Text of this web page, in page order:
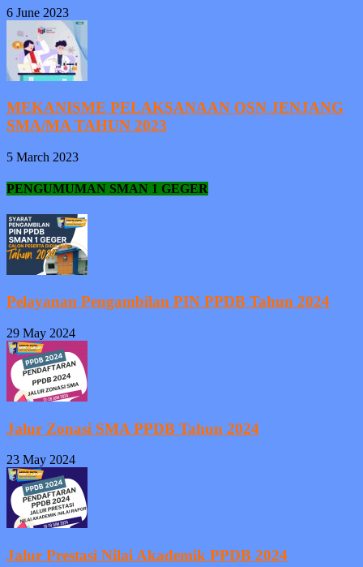
6 June 2023
MEKANISME PELAKSANAAN OSN JENJANG
SMA/MA TAHUN 2023
5 March 2023
PENGUMUMAN SMAN 1 GEGER
Pelayanan Pengambilan PIN PPDB Tahun 2024
29 May 2024
Jalur Zonasi SMA PPDB Tahun 2024
23 May 2024
Jalur Prestasi Nilai Akademik PPDB 2024